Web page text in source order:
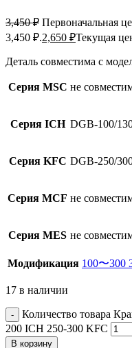
3,450₽ Первоначальная
3,450 ₽.2,650 ₽Текущая
Деталь совместима с
Серия MSC не
Серия ICH DGB-100/
Серия KFC DGB-250/
Серия MCF не
Серия MES не
Модификация 100〜300
17 в наличии
Количество товара
200 ICH 250-300 KFC
В корзину